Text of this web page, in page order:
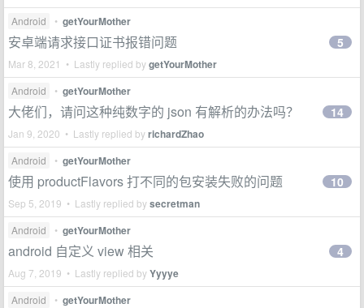
Android • getYourMother
安卓端请求接口证书报错问题
Mar 8, 2021 • Lastly replied bygetYourMother
5
Android • getYourMother
大佬们，请问这种纯数字的 json 有解析的办法吗？
Jan 9, 2020 • Lastly replied byrichardZhao
14
Android • getYourMother
使用 productFlavors 打不同的包安装失败的问题
Sep 5, 2019 • Lastly replied bysecretman
10
Android • getYourMother
android 自定义 view 相关
Aug 7, 2019 • Lastly replied byYyyye
4
Android • getYourMother